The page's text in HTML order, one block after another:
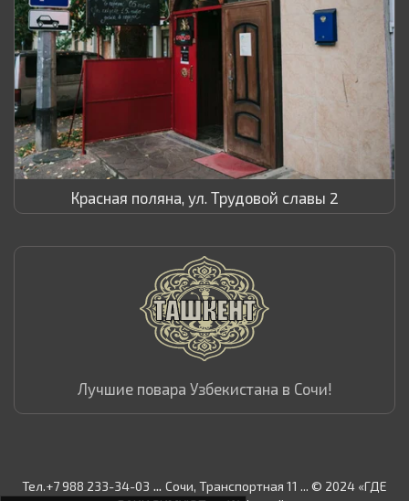
Красная поляна, ул. Трудовой славы 2
Лучшие повара Узбекистана в Сочи!
Тел.+7 988 233-34-03 ... Сочи, Транспортная 11 ... © 2024 «ГДЕ